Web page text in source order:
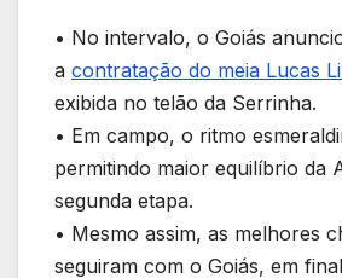
• No intervalo, o Goiás
a contratação do meia Lucas
exibida no telão da Serrinha.
• Em campo, o ritmo
permitindo maior equilíbrio da
segunda etapa.
• Mesmo assim, as melhores
seguiram com o Goiás, em